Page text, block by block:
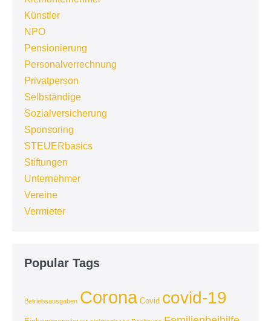
Künstler
NPO
Pensionierung
Personalverrechnung
Privatperson
Selbständige
Sozialversicherung
Sponsoring
STEUERbasics
Stiftungen
Unternehmer
Vereine
Vermieter
Popular Tags
Betriebsausgaben Corona Covid covid-19